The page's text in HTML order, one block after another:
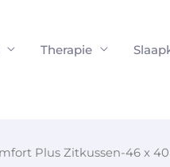
Therapie
Plus Zitkussen-46 x